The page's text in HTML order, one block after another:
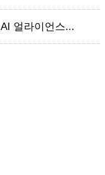
얼라이언스...